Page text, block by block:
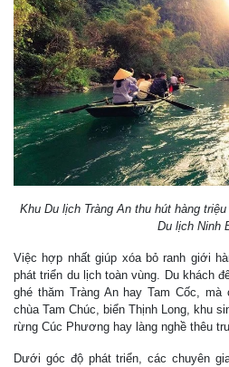
Khu Du lịch Tràng An thu hút hàng
Du lịch Ninh
Việc hợp nhất giúp xóa bỏ ranh giới
phát triển du lịch toàn vùng. Du khách
ghé thăm Tràng An hay Tam Cốc,
chùa Tam Chúc, biển Thịnh Long, khu
rừng Cúc Phương hay làng nghề thêu
Dưới góc độ phát triển, các chuyên